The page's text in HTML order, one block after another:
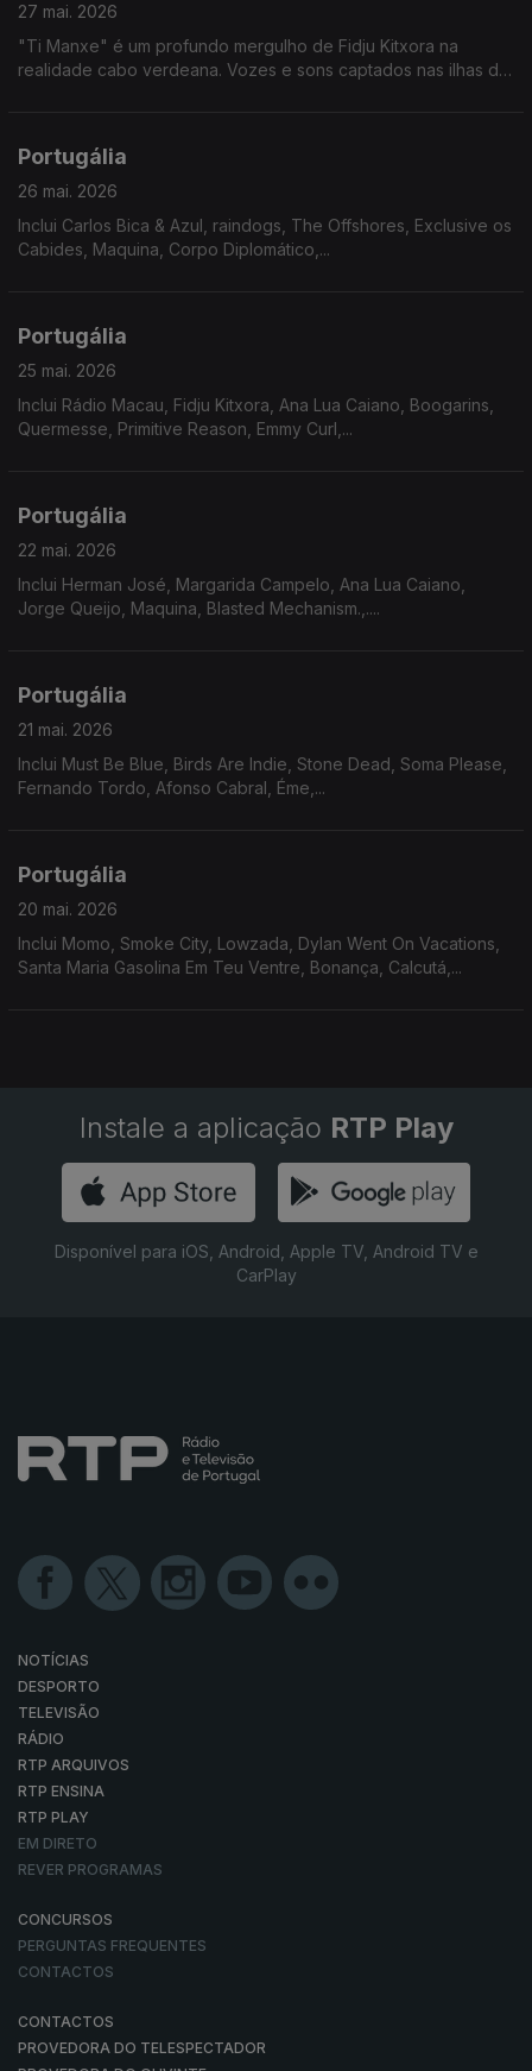
27 mai. 2026
"Ti Manxe" é um profundo mergulho de Fidju Kitxora na
realidade cabo verdeana. Vozes e sons captados nas ilhas de
Portugália
26 mai. 2026
Inclui Carlos Bica & Azul, raindogs, The Offshores, Exclusive os
Cabides, Maquina, Corpo Diplomático,...
Portugália
25 mai. 2026
Inclui Rádio Macau, Fidju Kitxora, Ana Lua Caiano, Boogarins,
Quermesse, Primitive Reason, Emmy Curl,...
Portugália
22 mai. 2026
Inclui Herman José, Margarida Campelo, Ana Lua Caiano,
Jorge Queijo, Maquina, Blasted Mechanism.,....
Portugália
21 mai. 2026
Inclui Must Be Blue, Birds Are Indie, Stone Dead, Soma Please,
Fernando Tordo, Afonso Cabral, Éme,...
Portugália
20 mai. 2026
Inclui Momo, Smoke City, Lowzada, Dylan Went On Vacations,
Santa Maria Gasolina Em Teu Ventre, Bonança, Calcutá,...
Instale a aplicação RTP Play
Disponível para iOS, Android, Apple TV, Android TV e
CarPlay
NOTÍCIAS
DESPORTO
TELEVISÃO
RÁDIO
RTP ARQUIVOS
RTP ENSINA
RTP PLAY
EM DIRETO
REVER PROGRAMAS
CONCURSOS
PERGUNTAS FREQUENTES
CONTACTOS
CONTACTOS
PROVEDORA DO TELESPECTADOR